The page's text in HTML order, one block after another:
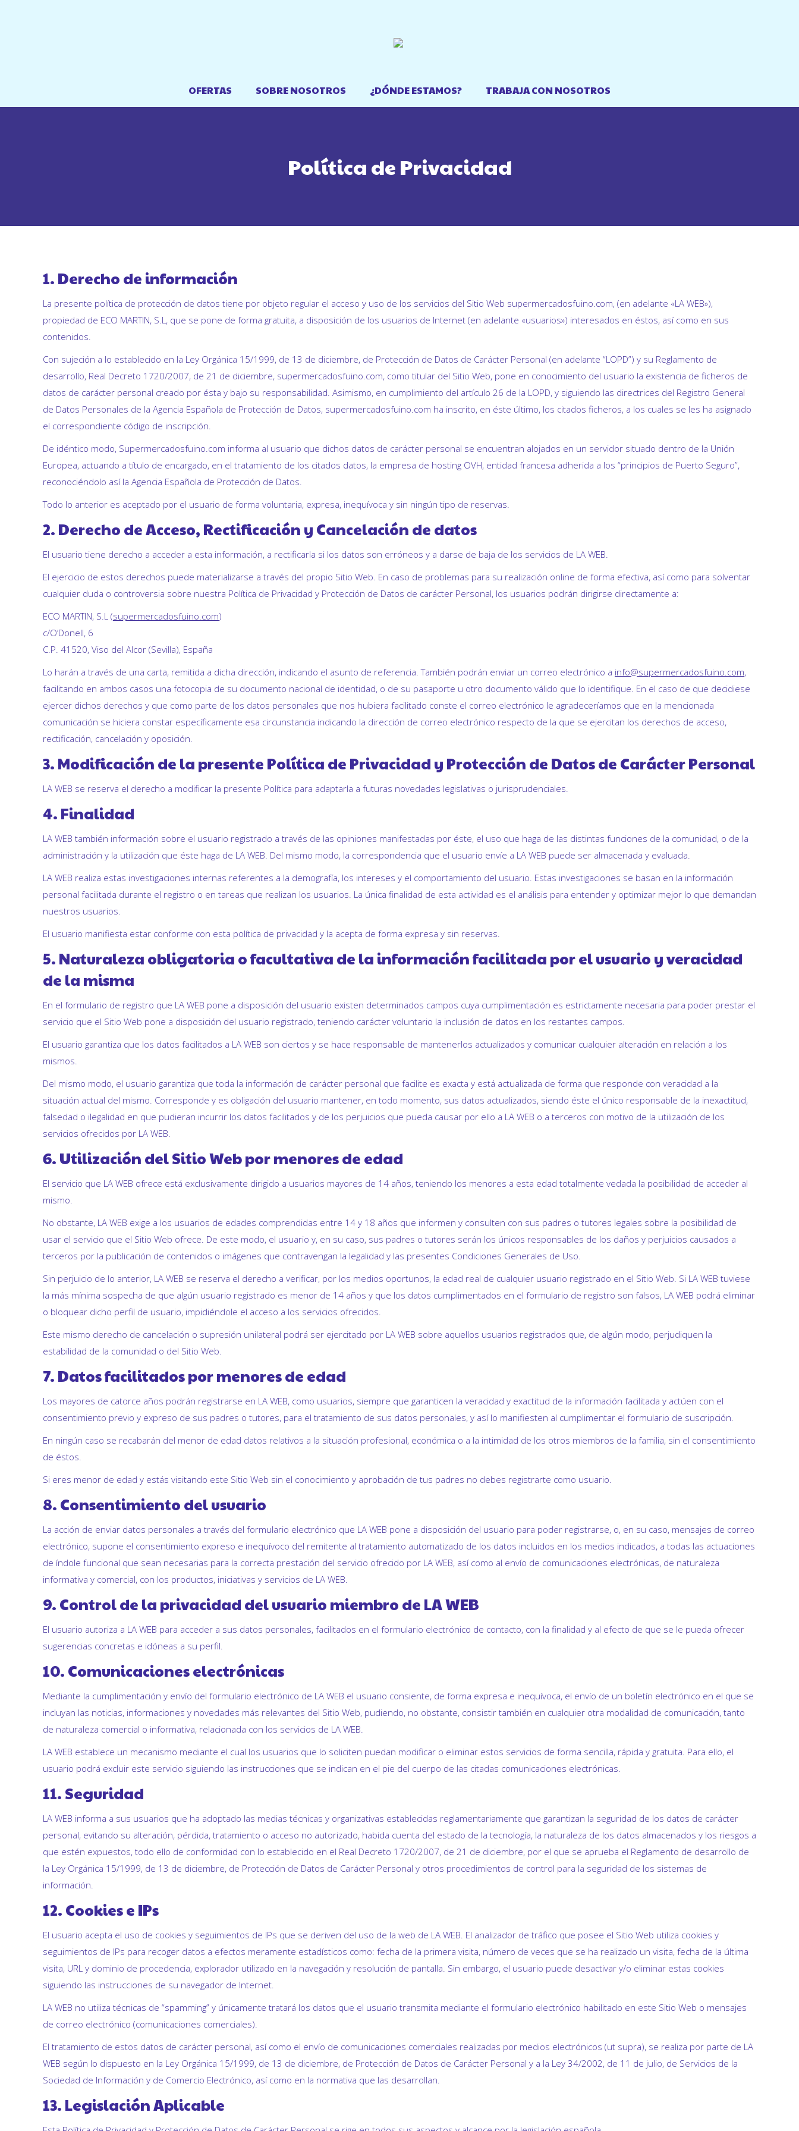
OFERTAS SOBRE NOSOTROS ¿DÓNDE ESTAMOS? TRABAJA CON NOSOTROS
Política de Privacidad
1. Derecho de información
La presente política de protección de datos tiene por objeto regular el acceso y uso de los servicios del Sitio Web supermercadosfuino.com, (en adelante «LA WEB»),
propiedad de ECO MARTIN, S.L, que se pone de forma gratuita, a disposición de los usuarios de Internet (en adelante «usuarios») interesados en éstos, así como en sus
contenidos.
Con sujeción a lo establecido en la Ley Orgánica 15/1999, de 13 de diciembre, de Protección de Datos de Carácter Personal (en adelante “LOPD”) y su Reglamento de
desarrollo, Real Decreto 1720/2007, de 21 de diciembre, supermercadosfuino.com, como titular del Sitio Web, pone en conocimiento del usuario la existencia de ficheros de
datos de carácter personal creado por ésta y bajo su responsabilidad. Asimismo, en cumplimiento del artículo 26 de la LOPD, y siguiendo las directrices del Registro General
de Datos Personales de la Agencia Española de Protección de Datos, supermercadosfuino.com ha inscrito, en éste último, los citados ficheros, a los cuales se les ha asignado
el correspondiente código de inscripción.
De idéntico modo, Supermercadosfuino.com informa al usuario que dichos datos de carácter personal se encuentran alojados en un servidor situado dentro de la Unión
Europea, actuando a título de encargado, en el tratamiento de los citados datos, la empresa de hosting OVH, entidad francesa adherida a los “principios de Puerto Seguro”,
reconociéndolo así la Agencia Española de Protección de Datos.
Todo lo anterior es aceptado por el usuario de forma voluntaria, expresa, inequívoca y sin ningún tipo de reservas.
2. Derecho de Acceso, Rectificación y Cancelación de datos
El usuario tiene derecho a acceder a esta información, a rectificarla si los datos son erróneos y a darse de baja de los servicios de LA WEB.
El ejercicio de estos derechos puede materializarse a través del propio Sitio Web. En caso de problemas para su realización online de forma efectiva, así como para solventar
cualquier duda o controversia sobre nuestra Política de Privacidad y Protección de Datos de carácter Personal, los usuarios podrán dirigirse directamente a:
ECO MARTIN, S.L (supermercadosfuino.com)
c/O’Donell, 6
C.P. 41520, Viso del Alcor (Sevilla), España
Lo harán a través de una carta, remitida a dicha dirección, indicando el asunto de referencia. También podrán enviar un correo electrónico a info@supermercadosfuino.com,
facilitando en ambos casos una fotocopia de su documento nacional de identidad, o de su pasaporte u otro documento válido que lo identifique. En el caso de que decidiese
ejercer dichos derechos y que como parte de los datos personales que nos hubiera facilitado conste el correo electrónico le agradeceríamos que en la mencionada
comunicación se hiciera constar específicamente esa circunstancia indicando la dirección de correo electrónico respecto de la que se ejercitan los derechos de acceso,
rectificación, cancelación y oposición.
3. Modificación de la presente Política de Privacidad y Protección de Datos de Carácter Personal
LA WEB se reserva el derecho a modificar la presente Política para adaptarla a futuras novedades legislativas o jurisprudenciales.
4. Finalidad
LA WEB también información sobre el usuario registrado a través de las opiniones manifestadas por éste, el uso que haga de las distintas funciones de la comunidad, o de la
administración y la utilización que éste haga de LA WEB. Del mismo modo, la correspondencia que el usuario envíe a LA WEB puede ser almacenada y evaluada.
LA WEB realiza estas investigaciones internas referentes a la demografía, los intereses y el comportamiento del usuario. Estas investigaciones se basan en la información
personal facilitada durante el registro o en tareas que realizan los usuarios. La única finalidad de esta actividad es el análisis para entender y optimizar mejor lo que demandan
nuestros usuarios.
El usuario manifiesta estar conforme con esta política de privacidad y la acepta de forma expresa y sin reservas.
5. Naturaleza obligatoria o facultativa de la información facilitada por el usuario y veracidad
de la misma
En el formulario de registro que LA WEB pone a disposición del usuario existen determinados campos cuya cumplimentación es estrictamente necesaria para poder prestar el
servicio que el Sitio Web pone a disposición del usuario registrado, teniendo carácter voluntario la inclusión de datos en los restantes campos.
El usuario garantiza que los datos facilitados a LA WEB son ciertos y se hace responsable de mantenerlos actualizados y comunicar cualquier alteración en relación a los
mismos.
Del mismo modo, el usuario garantiza que toda la información de carácter personal que facilite es exacta y está actualizada de forma que responde con veracidad a la
situación actual del mismo. Corresponde y es obligación del usuario mantener, en todo momento, sus datos actualizados, siendo éste el único responsable de la inexactitud,
falsedad o ilegalidad en que pudieran incurrir los datos facilitados y de los perjuicios que pueda causar por ello a LA WEB o a terceros con motivo de la utilización de los
servicios ofrecidos por LA WEB.
6. Utilización del Sitio Web por menores de edad
El servicio que LA WEB ofrece está exclusivamente dirigido a usuarios mayores de 14 años, teniendo los menores a esta edad totalmente vedada la posibilidad de acceder al
mismo.
No obstante, LA WEB exige a los usuarios de edades comprendidas entre 14 y 18 años que informen y consulten con sus padres o tutores legales sobre la posibilidad de
usar el servicio que el Sitio Web ofrece. De este modo, el usuario y, en su caso, sus padres o tutores serán los únicos responsables de los daños y perjuicios causados a
terceros por la publicación de contenidos o imágenes que contravengan la legalidad y las presentes Condiciones Generales de Uso.
Sin perjuicio de lo anterior, LA WEB se reserva el derecho a verificar, por los medios oportunos, la edad real de cualquier usuario registrado en el Sitio Web. Si LA WEB tuviese
la más mínima sospecha de que algún usuario registrado es menor de 14 años y que los datos cumplimentados en el formulario de registro son falsos, LA WEB podrá eliminar
o bloquear dicho perfil de usuario, impidiéndole el acceso a los servicios ofrecidos.
Este mismo derecho de cancelación o supresión unilateral podrá ser ejercitado por LA WEB sobre aquellos usuarios registrados que, de algún modo, perjudiquen la
estabilidad de la comunidad o del Sitio Web.
7. Datos facilitados por menores de edad
Los mayores de catorce años podrán registrarse en LA WEB, como usuarios, siempre que garanticen la veracidad y exactitud de la información facilitada y actúen con el
consentimiento previo y expreso de sus padres o tutores, para el tratamiento de sus datos personales, y así lo manifiesten al cumplimentar el formulario de suscripción.
En ningún caso se recabarán del menor de edad datos relativos a la situación profesional, económica o a la intimidad de los otros miembros de la familia, sin el consentimiento
de éstos.
Si eres menor de edad y estás visitando este Sitio Web sin el conocimiento y aprobación de tus padres no debes registrarte como usuario.
8. Consentimiento del usuario
La acción de enviar datos personales a través del formulario electrónico que LA WEB pone a disposición del usuario para poder registrarse, o, en su caso, mensajes de correo
electrónico, supone el consentimiento expreso e inequívoco del remitente al tratamiento automatizado de los datos incluidos en los medios indicados, a todas las actuaciones
de índole funcional que sean necesarias para la correcta prestación del servicio ofrecido por LA WEB, así como al envío de comunicaciones electrónicas, de naturaleza
informativa y comercial, con los productos, iniciativas y servicios de LA WEB.
9. Control de la privacidad del usuario miembro de LA WEB
El usuario autoriza a LA WEB para acceder a sus datos personales, facilitados en el formulario electrónico de contacto, con la finalidad y al efecto de que se le pueda ofrecer
sugerencias concretas e idóneas a su perfil.
10. Comunicaciones electrónicas
Mediante la cumplimentación y envío del formulario electrónico de LA WEB el usuario consiente, de forma expresa e inequívoca, el envío de un boletín electrónico en el que se
incluyan las noticias, informaciones y novedades más relevantes del Sitio Web, pudiendo, no obstante, consistir también en cualquier otra modalidad de comunicación, tanto
de naturaleza comercial o informativa, relacionada con los servicios de LA WEB.
LA WEB establece un mecanismo mediante el cual los usuarios que lo soliciten puedan modificar o eliminar estos servicios de forma sencilla, rápida y gratuita. Para ello, el
usuario podrá excluir este servicio siguiendo las instrucciones que se indican en el pie del cuerpo de las citadas comunicaciones electrónicas.
11. Seguridad
LA WEB informa a sus usuarios que ha adoptado las medias técnicas y organizativas establecidas reglamentariamente que garantizan la seguridad de los datos de carácter
personal, evitando su alteración, pérdida, tratamiento o acceso no autorizado, habida cuenta del estado de la tecnología, la naturaleza de los datos almacenados y los riesgos a
que estén expuestos, todo ello de conformidad con lo establecido en el Real Decreto 1720/2007, de 21 de diciembre, por el que se aprueba el Reglamento de desarrollo de
la Ley Orgánica 15/1999, de 13 de diciembre, de Protección de Datos de Carácter Personal y otros procedimientos de control para la seguridad de los sistemas de
información.
12. Cookies e IPs
El usuario acepta el uso de cookies y seguimientos de IPs que se deriven del uso de la web de LA WEB. El analizador de tráfico que posee el Sitio Web utiliza cookies y
seguimientos de IPs para recoger datos a efectos meramente estadísticos como: fecha de la primera visita, número de veces que se ha realizado un visita, fecha de la última
visita, URL y dominio de procedencia, explorador utilizado en la navegación y resolución de pantalla. Sin embargo, el usuario puede desactivar y/o eliminar estas cookies
siguiendo las instrucciones de su navegador de Internet.
LA WEB no utiliza técnicas de “spamming” y únicamente tratará los datos que el usuario transmita mediante el formulario electrónico habilitado en este Sitio Web o mensajes
de correo electrónico (comunicaciones comerciales).
El tratamiento de estos datos de carácter personal, así como el envío de comunicaciones comerciales realizadas por medios electrónicos (ut supra), se realiza por parte de LA
WEB según lo dispuesto en la Ley Orgánica 15/1999, de 13 de diciembre, de Protección de Datos de Carácter Personal y a la Ley 34/2002, de 11 de julio, de Servicios de la
Sociedad de Información y de Comercio Electrónico, así como en la normativa que las desarrollan.
13. Legislación Aplicable